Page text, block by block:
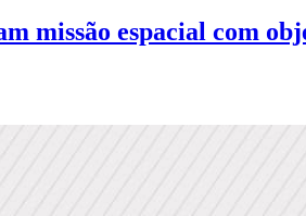
missão espacial com